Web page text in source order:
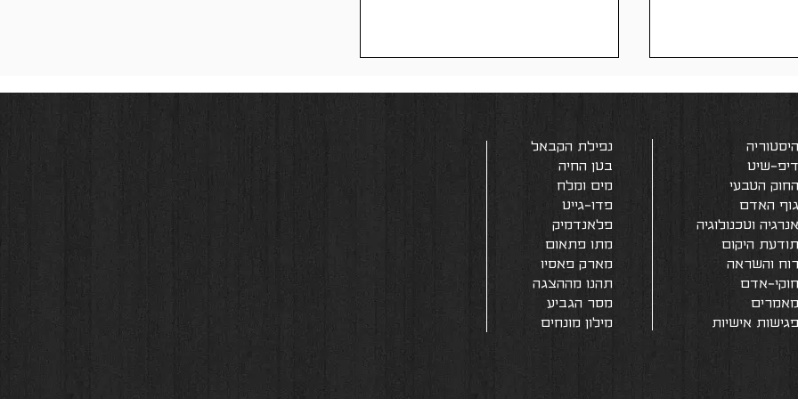
כימיים
פלואוריד במים לא נועד
לשיניכם
נפילת הקבאל
בטן החיה
מים ומלח
פדו-גייט
פלאנדמיק
מתו פתאום
מארק פאסיו
תהנו מההצגה
מסר הגביע
מילון מונחים
היסטוריה
דיפ-שיט
החוק הטבעי
גוף האדם
אנרגיה וטכנולוגיה
תודעת היקום
רוח והשראה
חוקי-אדם
מאמרים
פגישות אישיות